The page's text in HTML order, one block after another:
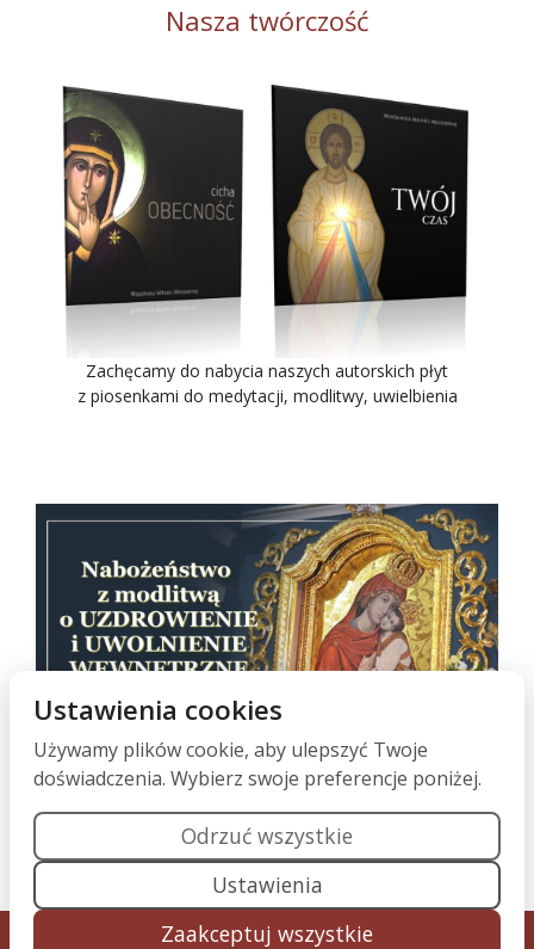
Nasza twórczość
Zachęcamy do nabycia naszych autorskich płyt
z piosenkami do medytacji, modlitwy, uwielbienia
Nabożeństwo z modlitwą o uzdrowienie i uwolnienie,
w Sanktuarium Matki Pięknej Miłości w Polańczyku.
Ustawienia cookies
Używamy plików cookie, aby ulepszyć Twoje
doświadczenia. Wybierz swoje preferencje poniżej.
Odrzuć wszystkie
Ustawienia
Zaakceptuj wszystkie